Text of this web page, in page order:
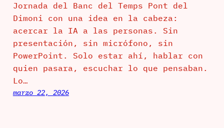
Jornada del Banc del Temps Pont del
Dimoni con una idea en la cabeza:
acercar la IA a las personas. Sin
presentación, sin micrófono, sin
PowerPoint. Solo estar ahí, hablar con
quien pasara, escuchar lo que pensaban.
Lo…
marzo 22, 2026